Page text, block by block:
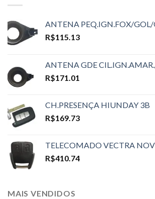
ANTENA PEQ.IGN.FOX/
R$115.13
ANTENA GDE
R$171.01
CH.PRESENÇA HIUNDAY 3B
R$169.73
TELECOMADO VECTRA
R$410.74
MAIS VENDIDOS